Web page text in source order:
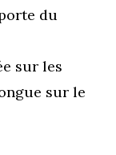
du
sur les
sur le